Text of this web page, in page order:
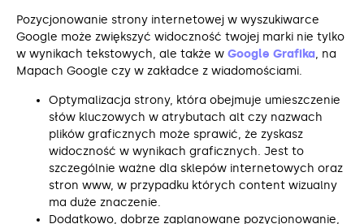
Pozycjonowanie strony internetowej w wyszukiwarce
Google może zwiększyć widoczność twojej marki nie tylko
w wynikach tekstowych, ale także w Google Grafika, na
Mapach Google czy w zakładce z wiadomościami.
Optymalizacja strony, która obejmuje umieszczenie
słów kluczowych w atrybutach alt czy nazwach
plików graficznych może sprawić, że zyskasz
widoczność w wynikach graficznych. Jest to
szczególnie ważne dla sklepów internetowych oraz
stron www, w przypadku których content wizualny
ma duże znaczenie.
Dodatkowo, dobrze zaplanowane pozycjonowanie,